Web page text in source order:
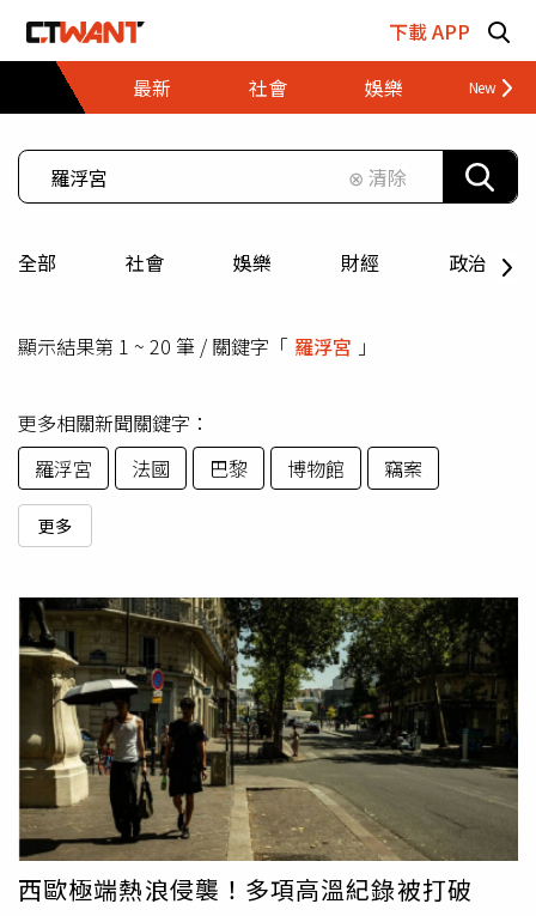
下載 APP
最新
社會 娛樂 財經
⊗ 清除
全部 社會 娛樂 財經 政治
顯示結果第 1 ~ 20 筆 / 關鍵字「 羅浮宮 」
更多相關新聞關鍵字：
羅浮宮
法國 巴黎 博物館 竊案
更多
西歐極端熱浪侵襲！多項高溫紀錄被打破